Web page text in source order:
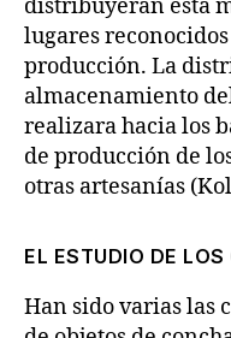
distribuyeran esta
lugares
producción. La
almacenamiento
realizara hacia los
de producción de
otras artesanías
EL ESTUDIO DE
Han sido varias las